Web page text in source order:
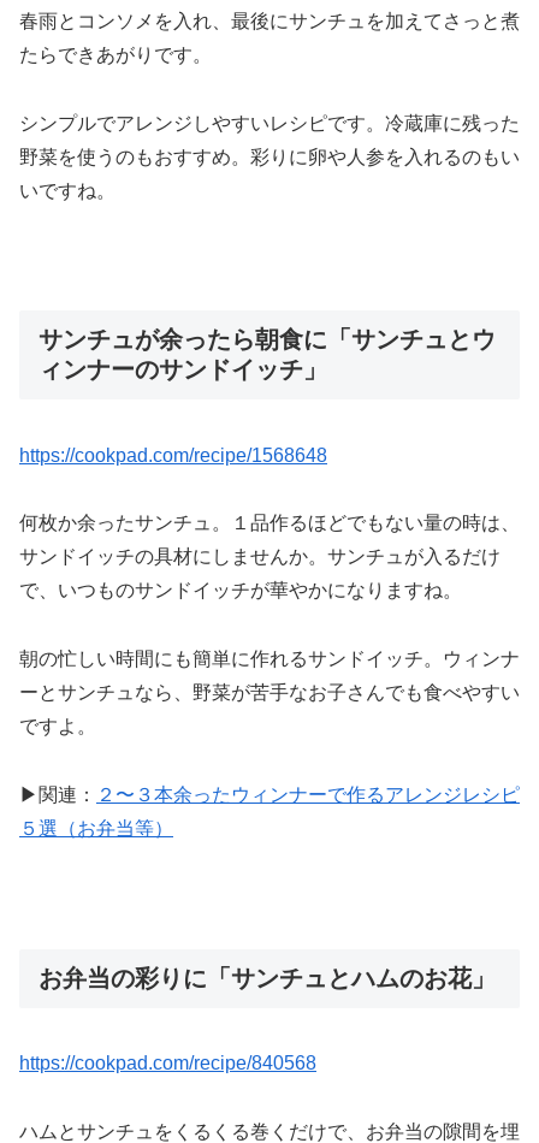
春雨とコンソメを入れ、最後にサンチュを加えてさっと煮
たらできあがりです。
シンプルでアレンジしやすいレシピです。冷蔵庫に残った
野菜を使うのもおすすめ。彩りに卵や人参を入れるのもい
いですね。
サンチュが余ったら朝食に「サンチュとウ
ィンナーのサンドイッチ」
https://cookpad.com/recipe/1568648
何枚か余ったサンチュ。１品作るほどでもない量の時は、
サンドイッチの具材にしませんか。サンチュが入るだけ
で、いつものサンドイッチが華やかになりますね。
朝の忙しい時間にも簡単に作れるサンドイッチ。ウィンナ
ーとサンチュなら、野菜が苦手なお子さんでも食べやすい
ですよ。
▶関連：
２〜３本余ったウィンナーで作るアレンジレシピ
５選（お弁当等）
お弁当の彩りに「サンチュとハムのお花」
https://cookpad.com/recipe/840568
ハムとサンチュをくるくる巻くだけで、お弁当の隙間を埋